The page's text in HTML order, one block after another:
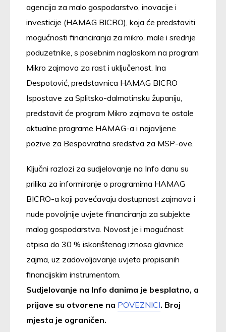
agencija za malo gospodarstvo, inovacije i
investicije (HAMAG BICRO), koja će predstaviti
mogućnosti financiranja za mikro, male i srednje
poduzetnike, s posebnim naglaskom na program
Mikro zajmova za rast i uključenost. Ina
Despotović, predstavnica HAMAG BICRO
Ispostave za Splitsko-dalmatinsku županiju,
predstavit će program Mikro zajmova te ostale
aktualne programe HAMAG-a i najavljene
pozive za Bespovratna sredstva za MSP-ove.
Ključni razlozi za sudjelovanje na Info danu su
prilika za informiranje o programima HAMAG
BICRO-a koji povećavaju dostupnost zajmova i
nude povoljnije uvjete financiranja za subjekte
malog gospodarstva. Novost je i mogućnost
otpisa do 30 % iskorištenog iznosa glavnice
zajma, uz zadovoljavanje uvjeta propisanih
financijskim instrumentom.
Sudjelovanje na Info danima je besplatno, a
prijave su otvorene na POVEZNICI. Broj
mjesta je ograničen.